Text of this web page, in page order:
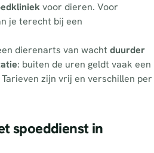
voor dieren. Voor
je terecht bij een
dierenarts van wacht duurder
: buiten de uren geldt vaak een
zijn vrij en verschillen per
spoeddienst in